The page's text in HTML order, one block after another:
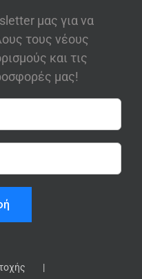
μας για να
τους νέους
και τις
μας!